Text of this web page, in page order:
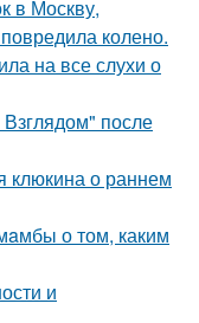
в Москву,
колено.
на все слухи о
после
клюкина о раннем
о том, каким
и